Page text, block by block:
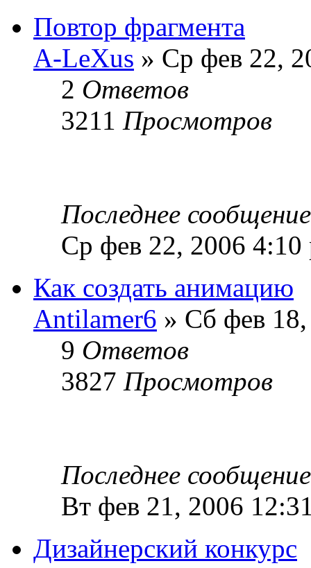
Повтор фрагмента
A-LeXus » Ср фев 22,
2 Ответов
3211 Просмотров
Последнее
Ср фев 22, 2006 4:10
Как создать анимацию
Antilamer6 » Сб фев
9 Ответов
3827 Просмотров
Последнее
Вт фев 21, 2006
Дизайнерский конкурс